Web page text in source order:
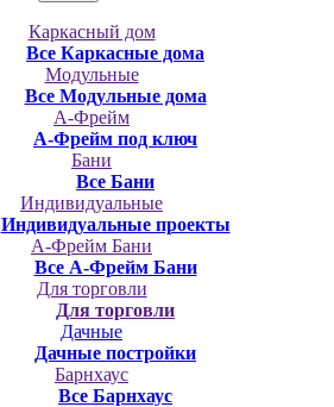
Каркасный дом
Все Каркасные дома
Модульные
Все Модульные дома
А-Фрейм
А-Фрейм под ключ
Бани
Все Бани
Индивидуальные
Индивидуальные проекты
А-Фрейм Бани
Все А-Фрейм Бани
Для торговли
Для торговли
Дачные
Дачные постройки
Барнхаус
Все Барнхаус